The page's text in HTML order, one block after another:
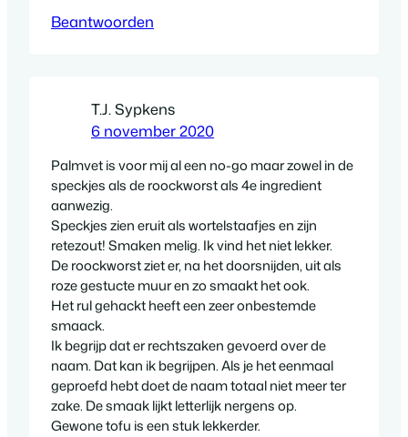
Beantwoorden
T.J. Sypkens
6 november 2020
Palmvet is voor mij al een no-go maar zowel in de
speckjes als de roockworst als 4e ingredient
aanwezig.
Speckjes zien eruit als wortelstaafjes en zijn
retezout! Smaken melig. Ik vind het niet lekker.
De roockworst ziet er, na het doorsnijden, uit als
roze gestucte muur en zo smaakt het ook.
Het rul gehackt heeft een zeer onbestemde
smaack.
Ik begrijp dat er rechtszaken gevoerd over de
naam. Dat kan ik begrijpen. Als je het eenmaal
geproefd hebt doet de naam totaal niet meer ter
zake. De smaak lijkt letterlijk nergens op.
Gewone tofu is een stuk lekkerder.